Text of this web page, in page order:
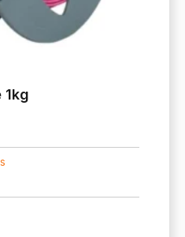
1kg